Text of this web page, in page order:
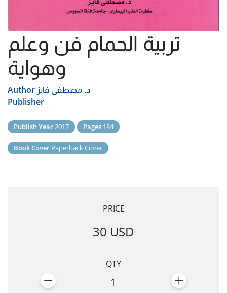
تربية الحمام فن وعلم
وهواية
Author د. مصطفى فايز
Publisher
Publish Year 2017 Pages 184
Book Cover Paperback Cover
PRICE
30 USD
QTY
1